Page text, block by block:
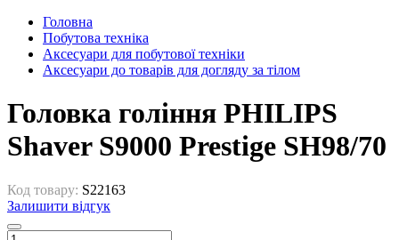
Головна
Побутова техніка
Аксесуари для побутової техніки
Аксесуари до товарів для догляду за тілом
Головка гоління PHILIPS
Shaver S9000 Prestige SH98/70
Код товару: S22163
Залишити відгук